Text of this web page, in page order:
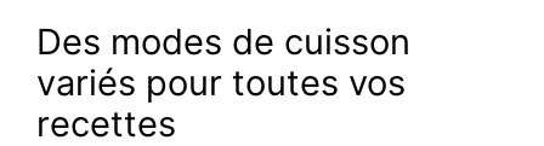
Des modes de cuisson
variés pour toutes vos
recettes